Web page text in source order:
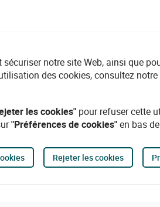
notre site Web, ainsi que
des cookies, consultez notre
les cookies" pour refuser cette
"Préférences de cookies"en bas
Rejeter les cookies